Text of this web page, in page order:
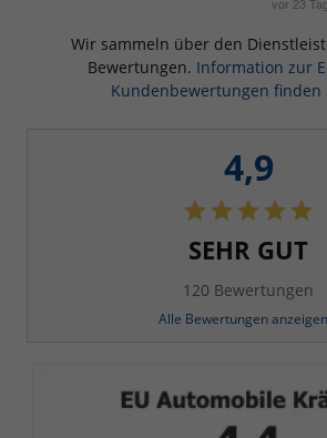
Wir sammeln über den
Bewertungen. Information zur
Kundenbewertungen finden
4,9
SEHR GUT
120 Bewertungen
Alle Bewertungen